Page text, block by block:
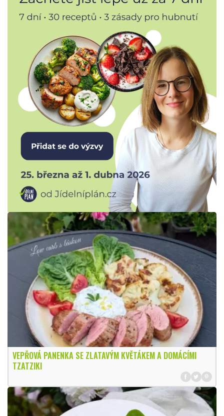
VEPŘOVÁ PANENKA SE ZLATAVÝM KVĚTÁKEM A DOMÁCÍMI
TZATZIKI